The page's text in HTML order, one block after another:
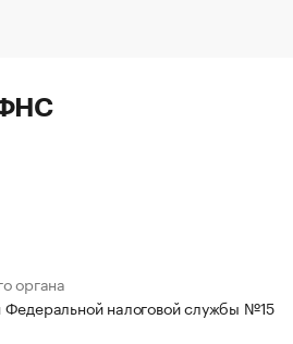
ФНС
органа
налоговой службы №15